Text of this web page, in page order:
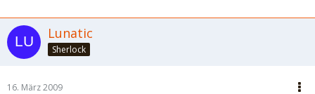
Lunatic
Sherlock
16. März 2009